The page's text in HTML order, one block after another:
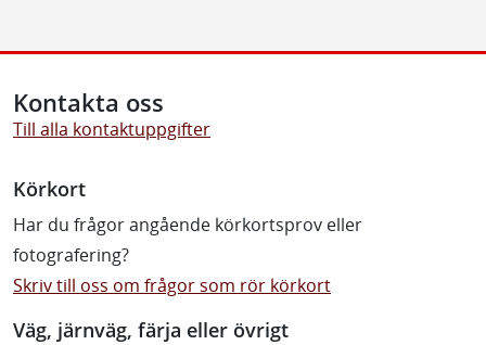
Kontakta oss
Till alla kontaktuppgifter
Körkort
Har du frågor angående körkortsprov eller
fotografering?
Skriv till oss om frågor som rör körkort
Väg, järnväg, färja eller övrigt